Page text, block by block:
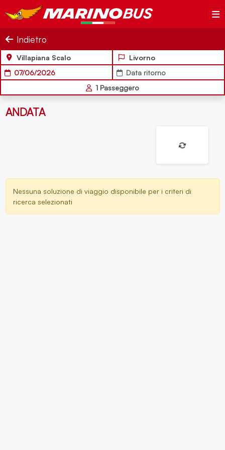
Salta al contenuto
MarinoBus
Indietro
Villapiana Scalo
Livorno
07/06/2026
Data ritorno
1 Passeggero
ANDATA
Nessuna soluzione di viaggio disponibile per i criteri di
ricerca selezionati